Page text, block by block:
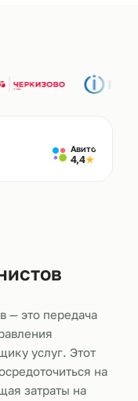
Авито
4,4★
— это передача
услуг. Этот
на
затраты на